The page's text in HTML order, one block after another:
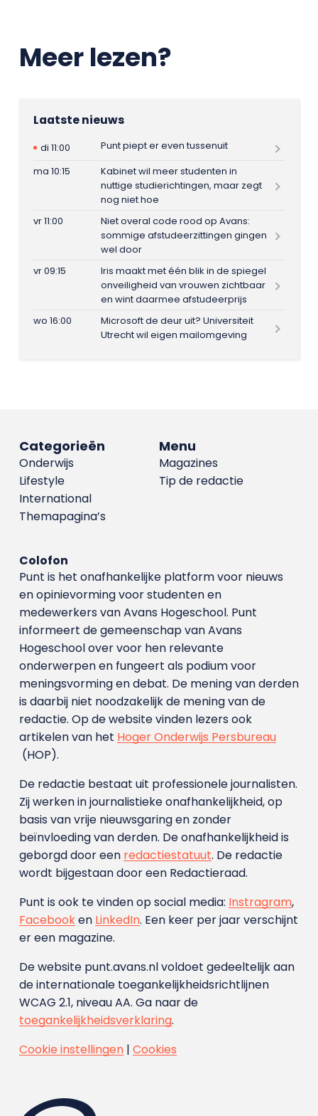
Meer lezen?
Laatste nieuws
di 11:00
Punt piept er even tussenuit
ma 10:15
Kabinet wil meer studenten in
nuttige studierichtingen, maar zegt
nog niet hoe
vr 11:00
Niet overal code rood op Avans:
sommige afstudeerzittingen gingen
wel door
vr 09:15
Iris maakt met één blik in de spiegel
onveiligheid van vrouwen zichtbaar
en wint daarmee afstudeerprijs
wo 16:00
Microsoft de deur uit? Universiteit
Utrecht wil eigen mailomgeving
Menu
Magazines
Tip de redactie
Categorieën
Onderwijs
Lifestyle
International
Themapagina’s
Colofon
Punt is het onafhankelijke platform voor nieuws
en opinievorming voor studenten en
medewerkers van Avans Hoge­school. Punt
informeert de gemeenschap van Avans
Hogeschool over voor hen relevante
onderwerpen en fungeert als podium voor
meningsvorming en debat. De mening van derden
is daarbij niet noodzakelijk de mening van de
redactie. Op de website vinden lezers ook
artikelen van het Hoger Onderwijs Persbureau
(HOP).
De redactie bestaat uit professionele journalisten.
Zij werken in journalistieke onafhankelijkheid, op
basis van vrije nieuwsgaring en zonder
beïnvloeding van derden. De onafhankelijkheid is
geborgd door een redactiestatuut. De redactie
wordt bijgestaan door een Redactieraad.
Punt is ook te vinden op social media: Instragram,
Facebooken LinkedIn. Een keer per jaar verschijnt
er een magazine.
De website punt.avans.nl voldoet gedeeltelijk aan
de internationale toegankelijkheidsrichtlijnen
WCAG 2.1, niveau AA. Ga naar de
toegankelijkheidsverklaring.
Cookie instellingen| Cookies